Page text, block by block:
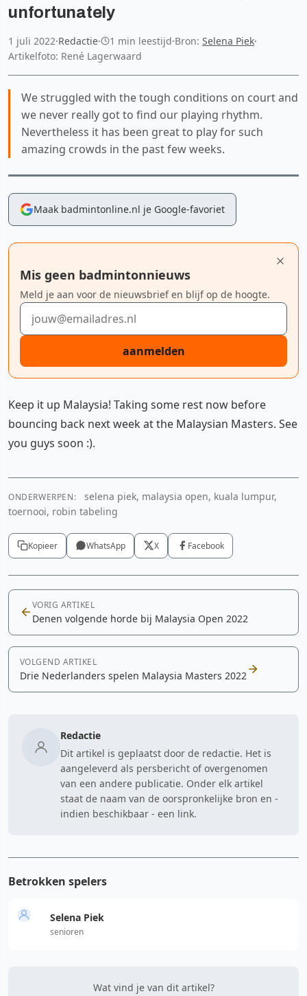
unfortunately
1 juli 2022·Redactie· 1 min leestijd·Bron: Selena Piek·
Artikelfoto: René Lagerwaard
We struggled with the tough conditions on court and
we never really got to find our playing rhythm.
Nevertheless it has been great to play for such
amazing crowds in the past few weeks.
Maak badmintonline.nl je Google-favoriet
Mis geen badmintonnieuws
Meld je aan voor de nieuwsbrief en blijf op de hoogte.
E-mailadres
aanmelden
Keep it up Malaysia! Taking some rest now before
bouncing back next week at the Malaysian Masters. See
you guys soon :).
ONDERWERPEN:
selena piek, malaysia open, kuala lumpur,
toernooi, robin tabeling
Kopieer WhatsApp X Facebook
VORIG ARTIKEL
Denen volgende horde bij Malaysia Open 2022
VOLGEND ARTIKEL
Drie Nederlanders spelen Malaysia Masters 2022
Redactie
Dit artikel is geplaatst door de redactie. Het is
aangeleverd als persbericht of overgenomen
van een andere publicatie. Onder elk artikel
staat de naam van de oorspronkelijke bron en -
indien beschikbaar - een link.
Betrokken spelers
Selena Piek
senioren
Wat vind je van dit artikel?